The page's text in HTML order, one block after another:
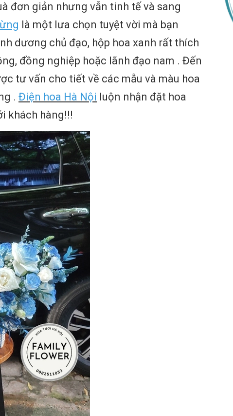
đơn giản nhưng vẫn tinh tế và sang
là một lưa chọn tuyệt vời mà bạn
dương chủ đạo, hộp hoa xanh rất thích
đồng nghiệp hoặc lãnh đạo nam . Đến
tư vấn cho tiết về các mẫu và màu hoa
. Điện hoa Hà Nội luộn nhận đặt hoa
khách hàng!!!